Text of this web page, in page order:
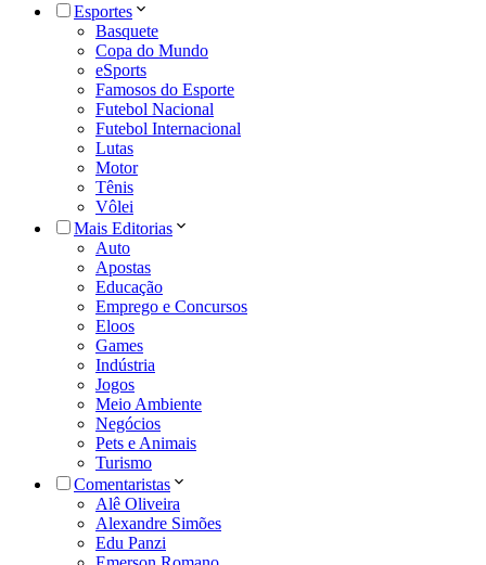
Esportes
Basquete
Copa do Mundo
eSports
Famosos do Esporte
Futebol Nacional
Futebol Internacional
Lutas
Motor
Tênis
Vôlei
Mais Editorias
Auto
Apostas
Educação
Emprego e Concursos
Eloos
Games
Indústria
Jogos
Meio Ambiente
Negócios
Pets e Animais
Turismo
Comentaristas
Alê Oliveira
Alexandre Simões
Edu Panzi